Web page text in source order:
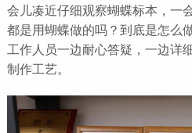
会儿凑近仔细观察蝴蝶标本，一
都是用蝴蝶做的吗？到底是怎么
工作人员一边耐心答疑，一边详
制作工艺。